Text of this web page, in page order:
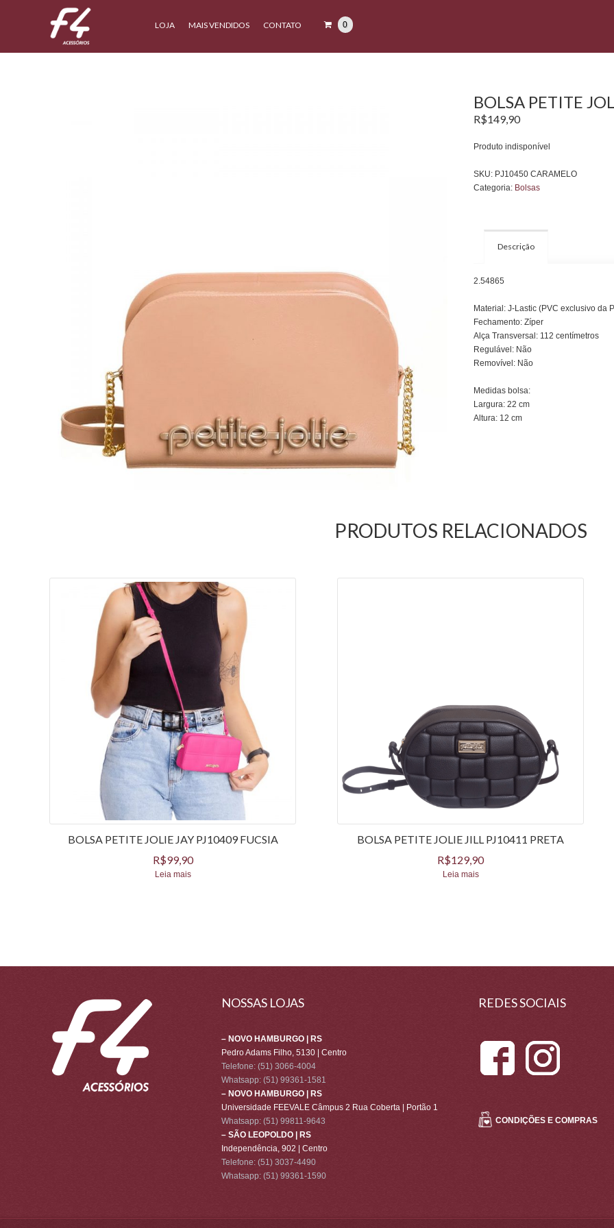
LOJA MAIS VENDIDOS CONTATO 0
BOLSA PETITE
R$149,90
Produto indisponível
SKU: PJ10450 CARAMELO
Categoria: Bolsas
Descrição
2.54865
Material: J-Lastic (PVC exclusivo da
Fechamento: Zíper
Alça Transversal: 112 centímetros
Regulável: Não
Removível: Não
Medidas bolsa:
Largura: 22 cm
Altura: 12 cm
PRODUTOS RELACIONADOS
BOLSA PETITE JOLIE JAY PJ10409 FUCSIA
R$99,90
Leia mais
BOLSA PETITE JOLIE JILL PJ10411 PRETA
R$129,90
Leia mais
NOSSAS LOJAS
– NOVO HAMBURGO | RS
Pedro Adams Filho, 5130 | Centro
Telefone: (51) 3066-4004
Whatsapp: (51) 99361-1581
– NOVO HAMBURGO | RS
Universidade FEEVALE Câmpus 2 Rua Coberta | Portão 1
Whatsapp: (51) 99811-9643
– SÃO LEOPOLDO | RS
Independência, 902 | Centro
Telefone: (51) 3037-4490
Whatsapp: (51) 99361-1590
REDES SOCIAIS
CONDIÇÕES E COMPRAS